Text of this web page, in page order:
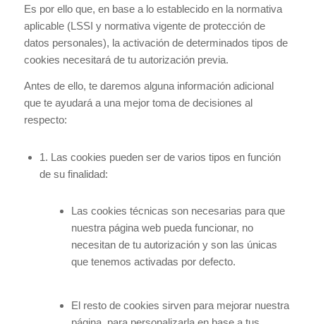
Es por ello que, en base a lo establecido en la normativa
aplicable (LSSI y normativa vigente de protección de
datos personales), la activación de determinados tipos de
cookies necesitará de tu autorización previa.
Antes de ello, te daremos alguna información adicional
que te ayudará a una mejor toma de decisiones al
respecto:
1. Las cookies pueden ser de varios tipos en función
de su finalidad:
Las cookies técnicas son necesarias para que
nuestra página web pueda funcionar, no
necesitan de tu autorización y son las únicas
que tenemos activadas por defecto.
El resto de cookies sirven para mejorar nuestra